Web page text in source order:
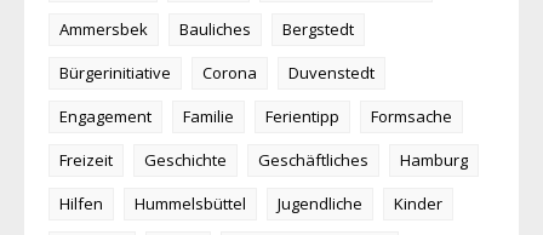
Ammersbek
Bauliches
Bergstedt
Bürgerinitiative
Corona
Duvenstedt
Engagement
Familie Ferientipp
Formsache
Freizeit
Geschichte Geschäftliches
Hamburg
Hilfen
Hummelsbüttel Jugendliche
Kinder